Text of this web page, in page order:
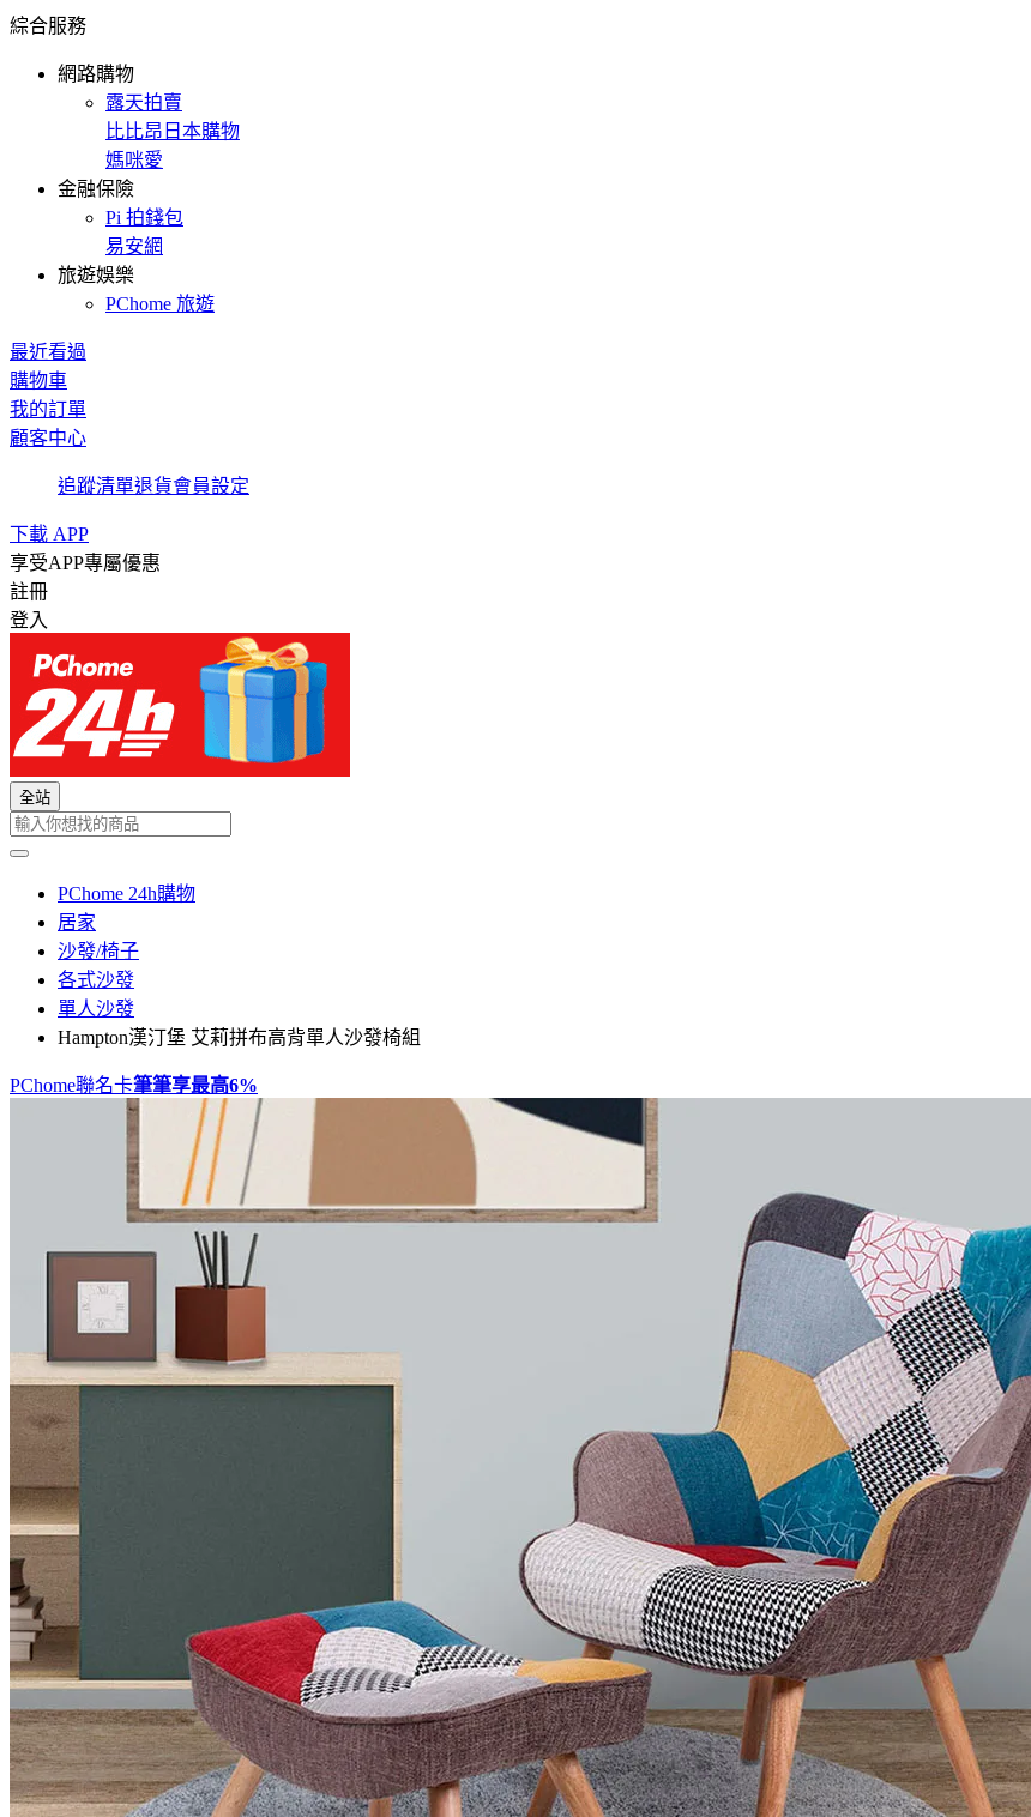
綜合服務
網路購物
露天拍賣
比比昂日本購物
媽咪愛
金融保險
Pi 拍錢包
易安網
旅遊娛樂
PChome 旅遊
最近看過
購物車
我的訂單
顧客中心
追蹤清單退貨會員設定
下載 APP
享受APP專屬優惠
註冊
登入
全站
PChome 24h購物
居家
沙發/椅子
各式沙發
單人沙發
Hampton漢汀堡 艾莉拼布高背單人沙發椅組
PChome聯名卡筆筆享最高6%